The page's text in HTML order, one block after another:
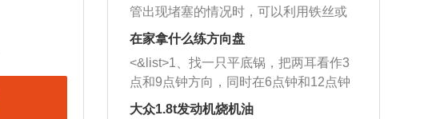
管出现堵塞的情况时，可以利用铁丝或
者是细棍，直接将杂物给取出来，如果
堵塞情况比较严重，也可以采取应急措
施。 <&list>2、直接利用木棍将所有的
杂物推到排气管里面的位置处，然后将
三元催化器拆解开，就可以将堵塞的东
在家拿什么练方向盘
<&list>1、找一只平底锅，把两耳看作3
点和9点钟方向，同时在6点钟和12点钟
方向做一个标记。 <&list>2、双手握住
大众1.8t发动机烧机油